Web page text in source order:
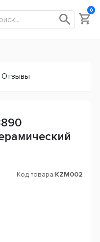
0
Отзывы
Код товара:KZM002